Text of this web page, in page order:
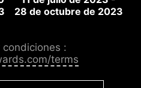
28 de octubre de 2023
condiciones :
terms